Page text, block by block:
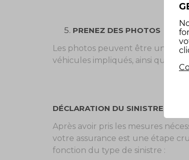
PRENEZ DES PHOTOS
Les photos peuvent être une
véhicules impliqués, ainsi que de
DÉCLARATION DU SINISTRE
Après avoir pris les mesures
votre assurance est une étape
fonction du type de sinistre :